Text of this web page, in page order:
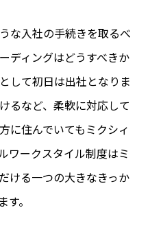
な入社の手続きを取るべ
ディングはどうすべきか
して初日は出社となりま
るなど、柔軟に対応して
に住んでいてもミクシィ
ワークスタイル制度はミ
ける一つの大きなきっか
。